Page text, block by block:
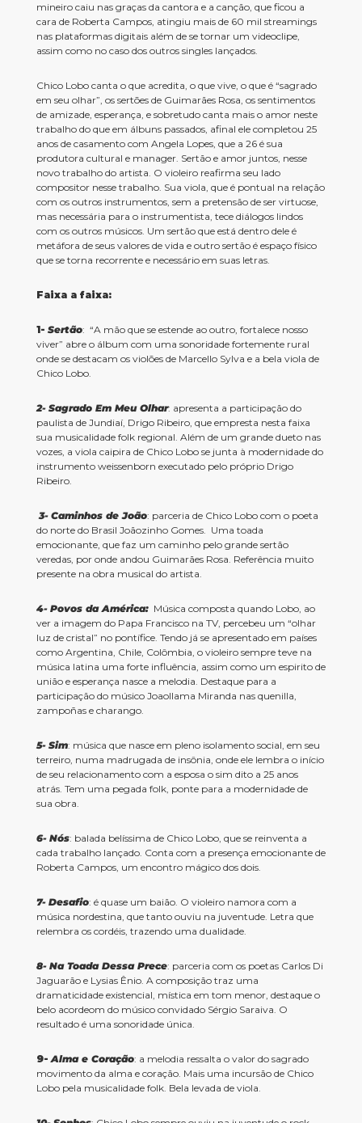
mineiro caiu nas graças da cantora e a canção, que ficou a
cara de Roberta Campos, atingiu mais de 60 mil streamings
nas plataformas digitais além de se tornar um videoclipe,
assim como no caso dos outros singles lançados.
Chico Lobo canta o que acredita, o que vive, o que é “sagrado
em seu olhar”, os sertões de Guimarães Rosa, os sentimentos
de amizade, esperança, e sobretudo canta mais o amor neste
trabalho do que em álbuns passados, afinal ele completou 25
anos de casamento com Angela Lopes, que a 26 é sua
produtora cultural e manager. Sertão e amor juntos, nesse
novo trabalho do artista. O violeiro reafirma seu lado
compositor nesse trabalho. Sua viola, que é pontual na relação
com os outros instrumentos, sem a pretensão de ser virtuose,
mas necessária para o instrumentista, tece diálogos lindos
com os outros músicos. Um sertão que está dentro dele é
metáfora de seus valores de vida e outro sertão é espaço físico
que se torna recorrente e necessário em suas letras.
Faixa a faixa:
1- Sertão: “A mão que se estende ao outro, fortalece nosso
viver” abre o álbum com uma sonoridade fortemente rural
onde se destacam os violões de Marcello Sylva e a bela viola de
Chico Lobo.
2- Sagrado Em Meu Olhar: apresenta a participação do
paulista de Jundiaí, Drigo Ribeiro, que empresta nesta faixa
sua musicalidade folk regional. Além de um grande dueto nas
vozes, a viola caipira de Chico Lobo se junta à modernidade do
instrumento weissenborn executado pelo próprio Drigo
Ribeiro.
3- Caminhos de João: parceria de Chico Lobo com o poeta
do norte do Brasil Joãozinho Gomes. Uma toada
emocionante, que faz um caminho pelo grande sertão
veredas, por onde andou Guimarães Rosa. Referência muito
presente na obra musical do artista.
4- Povos da América:Música composta quando Lobo, ao
ver a imagem do Papa Francisco na TV, percebeu um “olhar
luz de cristal” no pontífice. Tendo já se apresentado em países
como Argentina, Chile, Colômbia, o violeiro sempre teve na
música latina uma forte influência, assim como um espirito de
união e esperança nasce a melodia. Destaque para a
participação do músico Joaollama Miranda nas quenilla,
zampoñas e charango.
5- Sim: música que nasce em pleno isolamento social, em seu
terreiro, numa madrugada de insônia, onde ele lembra o início
de seu relacionamento com a esposa o sim dito a 25 anos
atrás. Tem uma pegada folk, ponte para a modernidade de
sua obra.
6- Nós: balada belíssima de Chico Lobo, que se reinventa a
cada trabalho lançado. Conta com a presença emocionante de
Roberta Campos, um encontro mágico dos dois.
7- Desafio: é quase um baião. O violeiro namora com a
música nordestina, que tanto ouviu na juventude. Letra que
relembra os cordéis, trazendo uma dualidade.
8- Na Toada Dessa Prece: parceria com os poetas Carlos Di
Jaguarão e Lysias Ênio. A composição traz uma
dramaticidade existencial, mística em tom menor, destaque o
belo acordeom do músico convidado Sérgio Saraiva. O
resultado é uma sonoridade única.
9- Alma e Coração: a melodia ressalta o valor do sagrado
movimento da alma e coração. Mais uma incursão de Chico
Lobo pela musicalidade folk. Bela levada de viola.